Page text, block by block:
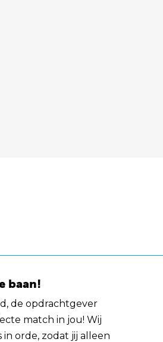
baan!
de opdrachtgever
match in jou! Wij
in orde, zodat jij alleen